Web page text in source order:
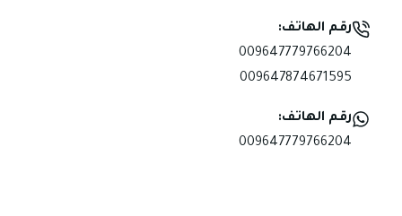
رقم الهاتف:
009647779766204
009647874671595
رقم الهاتف:
009647779766204